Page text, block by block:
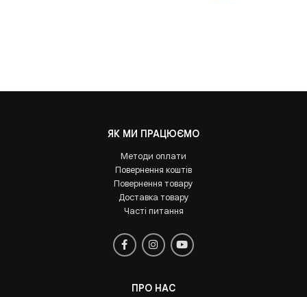
ЯК МИ ПРАЦЮЄМО
Методи оплати
Повернення коштів
Повернення товару
Доставка товару
Часті питання
ПРО НАС